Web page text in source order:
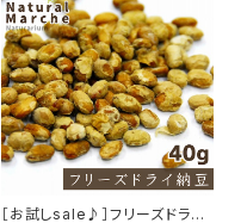
［お試しsale♪］フリーズドライ